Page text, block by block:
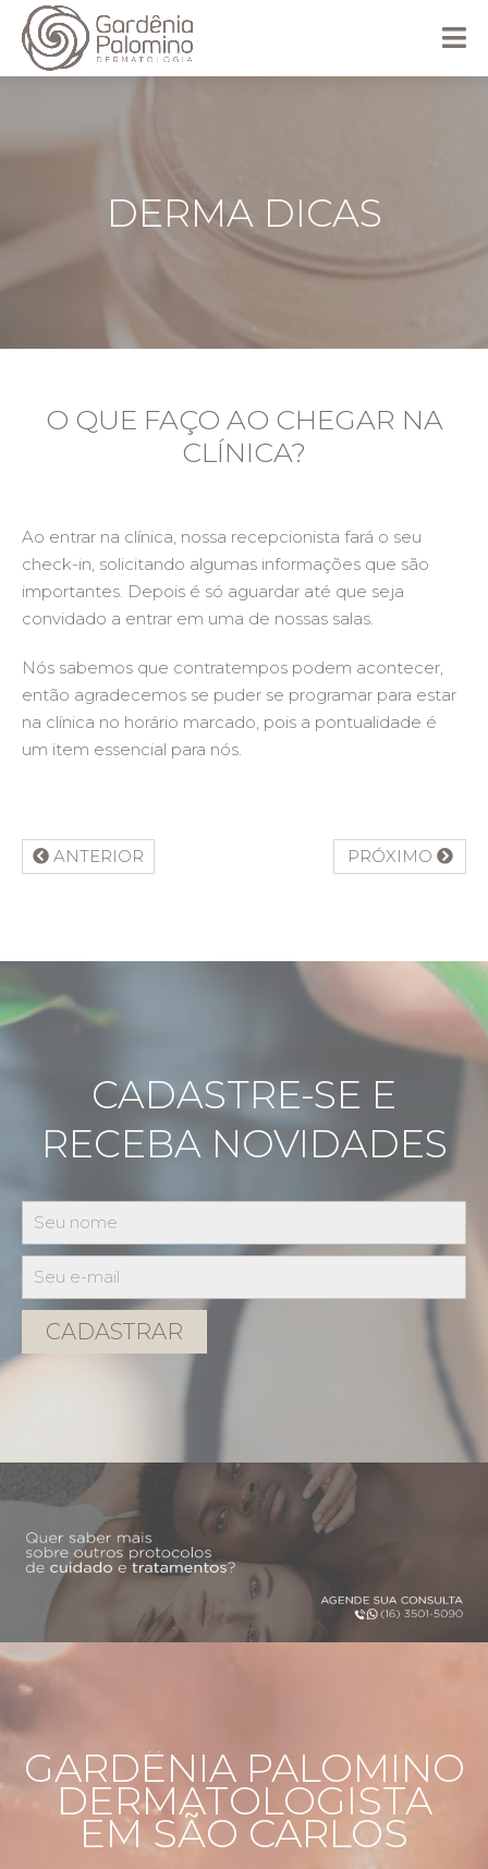
DERMA DICAS
O QUE FAÇO AO CHEGAR NA
CLÍNICA?
Ao entrar na clínica, nossa recepcionista fará o seu
check-in, solicitando algumas informações que são
importantes. Depois é só aguardar até que seja
convidado a entrar em uma de nossas salas.
Nós sabemos que contratempos podem acontecer,
então agradecemos se puder se programar para estar
na clínica no horário marcado, pois a pontualidade é
um item essencial para nós.
ANTERIOR PRÓXIMO
CADASTRE-SE E
RECEBA NOVIDADES
GARDÊNIA PALOMINO
DERMATOLOGISTA
EM SÃO CARLOS